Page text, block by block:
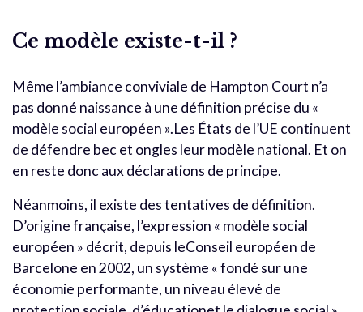
Ce modèle existe-t-il ?
Même l’ambiance conviviale de Hampton Court n’a
pas donné naissance à une définition précise du «
modèle social européen ».Les États de l’UE continuent
de défendre bec et ongles leur modèle national. Et on
en reste donc aux déclarations de principe.
Néanmoins, il existe des tentatives de définition.
D’origine française, l’expression « modèle social
européen » décrit, depuis leConseil européen de
Barcelone en 2002, un système « fondé sur une
économie performante, un niveau élevé de